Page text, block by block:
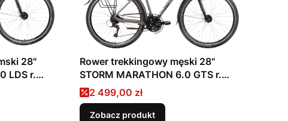
28"
LDS r.
Rower trekkingowy męski 28"
STORM MARATHON 6.0 GTS r.
2026
Cena promocyjna
2 499,00 zł
Zobacz produkt